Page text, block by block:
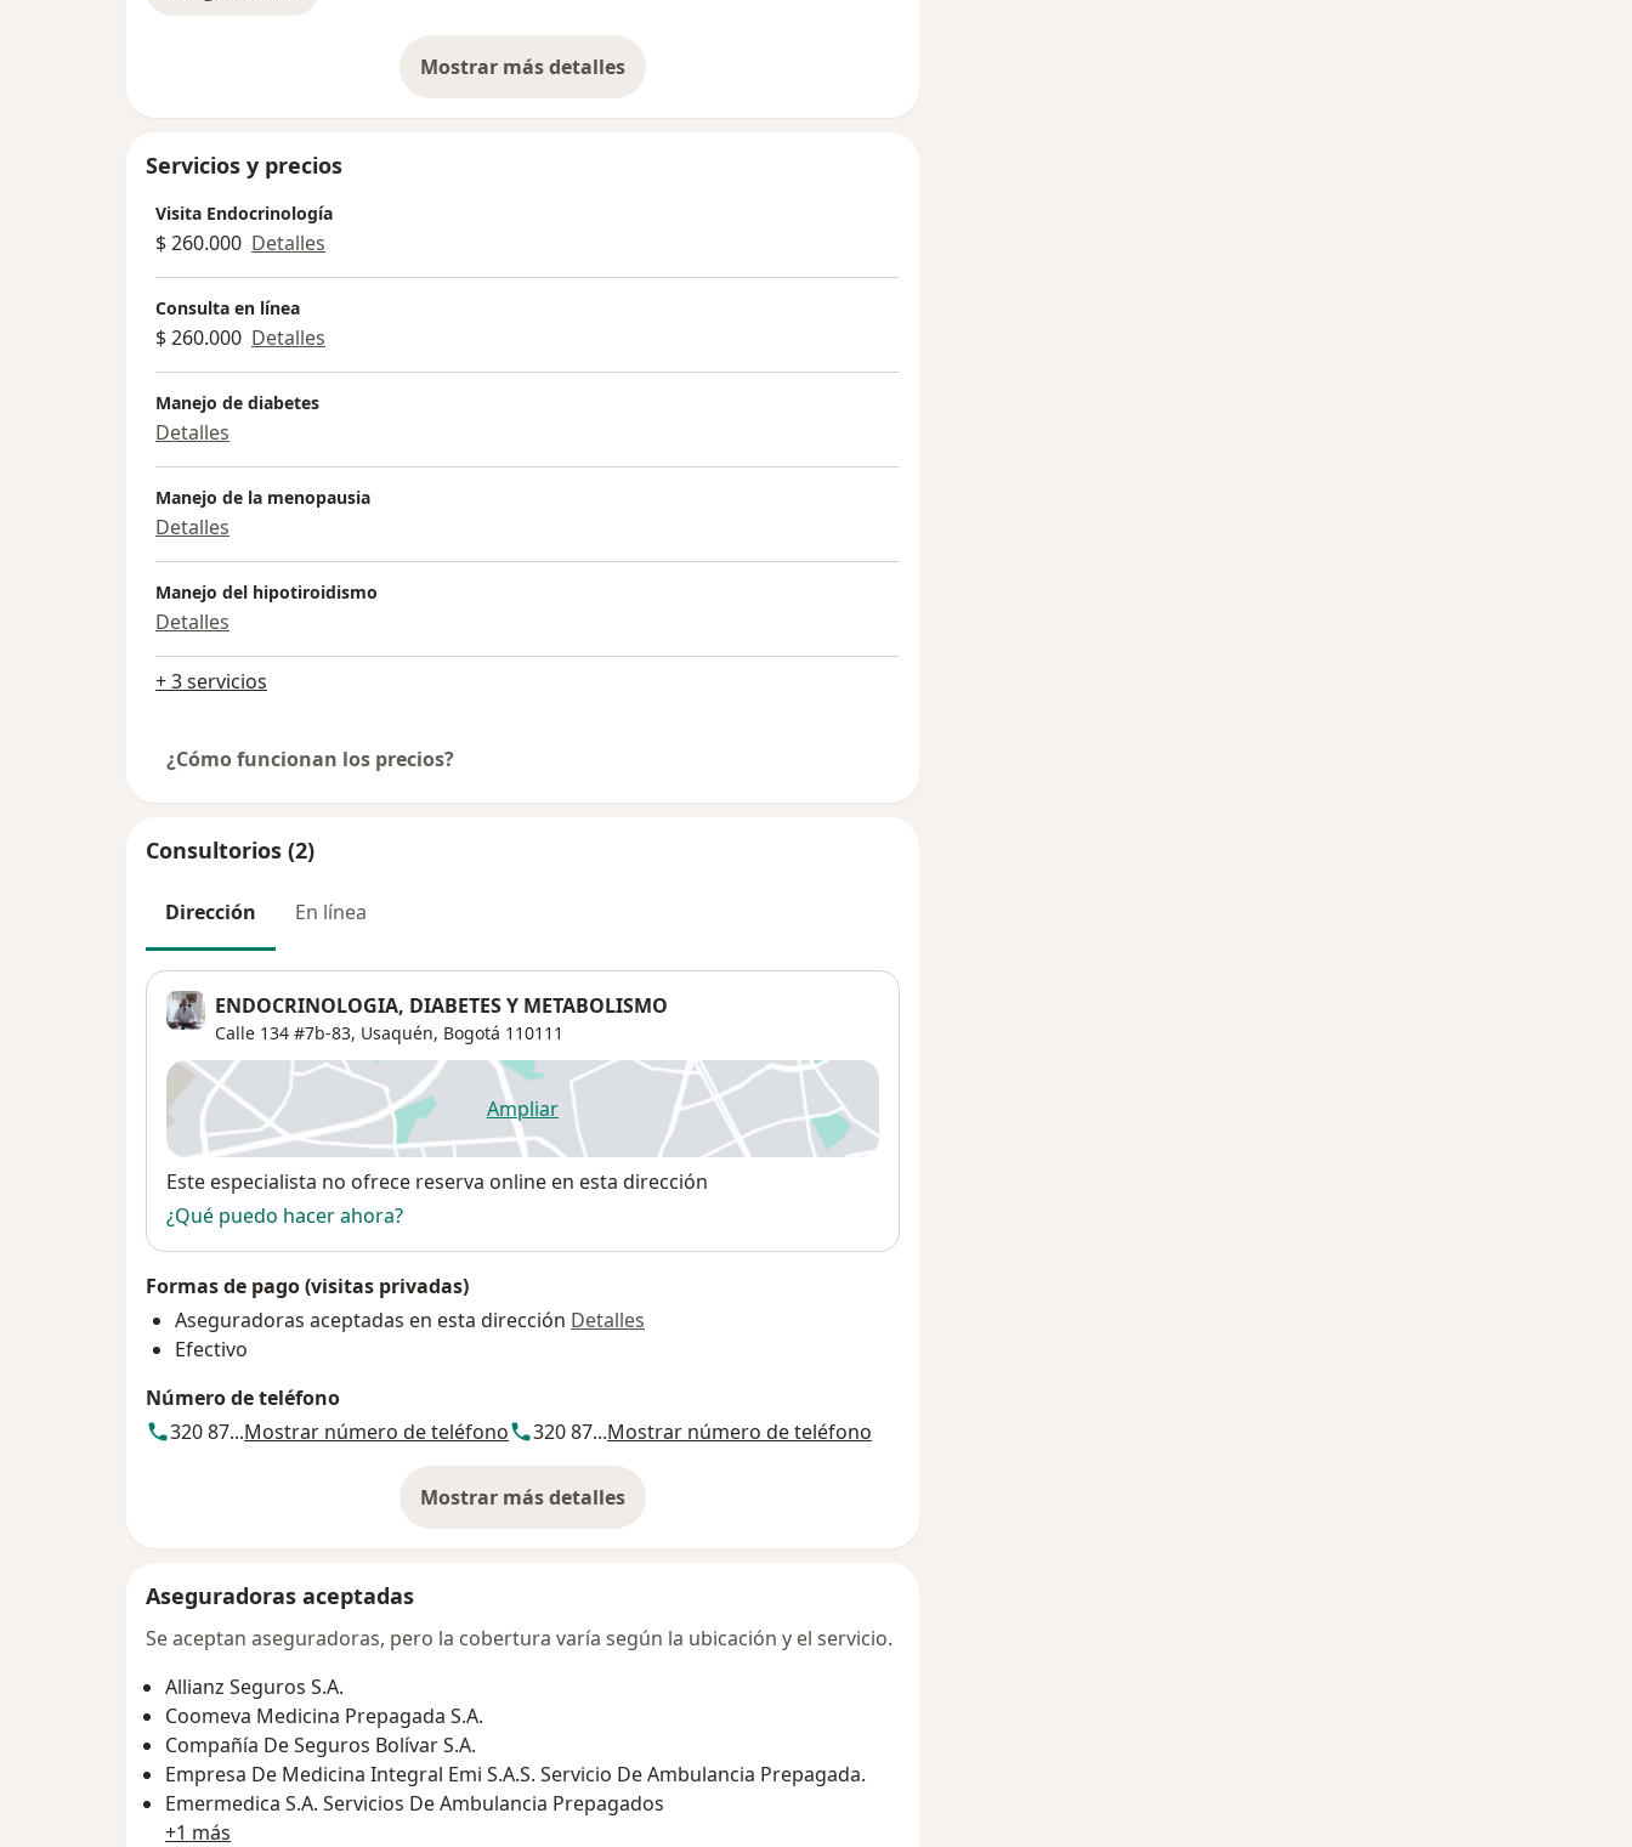
Mostrar más detalles
sobre la experiencia
Servicios y precios
Visita Endocrinología
$ 260.000 Detalles
Consulta en línea
$ 260.000 Detalles
Manejo de diabetes
Detalles
Manejo de la menopausia
Detalles
Manejo del hipotiroidismo
Detalles
+ 3 servicios
¿Cómo funcionan los precios?
Consultorios (2)
Dirección En línea
ENDOCRINOLOGIA, DIABETES Y METABOLISMO
Calle 134 #7b-83, Usaquén, Bogotá 110111
Ampliarse abre en una nueva pestaña
Disponibilidad
Este especialista no ofrece reserva online en esta dirección
¿Qué puedo hacer ahora?
Formas de pago (visitas privadas)
Aseguradoras aceptadas en esta dirección Detalles
Efectivo
Número de teléfono
320 87...Mostrar número de teléfono 320 87...Mostrar número de teléfono
Mostrar más detalles
sobre la dirección
Aseguradoras aceptadas
Se aceptan aseguradoras, pero la cobertura varía según la ubicación y el servicio.
Allianz Seguros S.A.
Coomeva Medicina Prepagada S.A.
Compañía De Seguros Bolívar S.A.
Empresa De Medicina Integral Emi S.A.S. Servicio De Ambulancia Prepagada.
Emermedica S.A. Servicios De Ambulancia Prepagados
+1 más